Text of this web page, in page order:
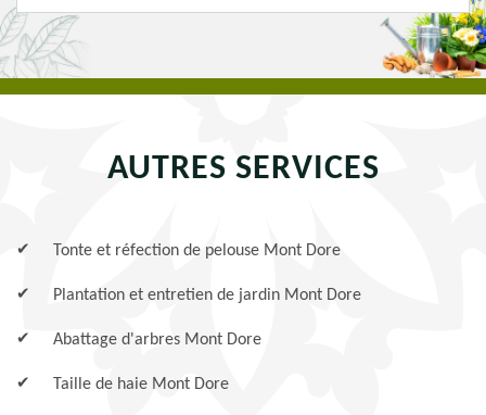
AUTRES SERVICES
Tonte et réfection de pelouse Mont Dore
Plantation et entretien de jardin Mont Dore
Abattage d'arbres Mont Dore
Taille de haie Mont Dore